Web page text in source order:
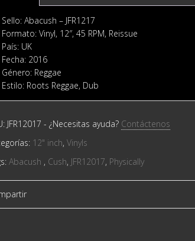
Sello: Abacush ‎– JFR1217
Formato: Vinyl, 12″, 45 RPM, Reissue
País: UK
Fecha: 2016
Género: Reggae
Estilo: Roots Reggae, Dub
JFR12017 -¿Necesitas ayuda? Contáctenos
12" inch,Vinyls
Abacush ‎ , Cush, JFR12017, Physically